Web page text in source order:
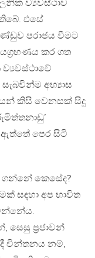
ව්‍යවස්ථාව
එසේ
පරාජය වීමට
කර ගත
අභ්‍යාස
කිසි වෙනසක් සිදු
පෙර සිටි
ගන්නේ කෙසේද?
සඳහා අප භාවිත
සෙසු ප‍්‍රජාවන්
චින්තනය නම්,